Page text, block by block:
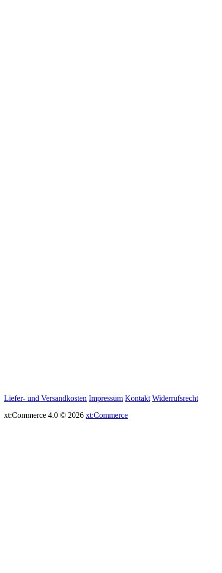
Liefer- und Versandkosten Impressum Kontakt Widerrufsrecht
xt:Commerce 4.0 © 2026 xt:Commerce